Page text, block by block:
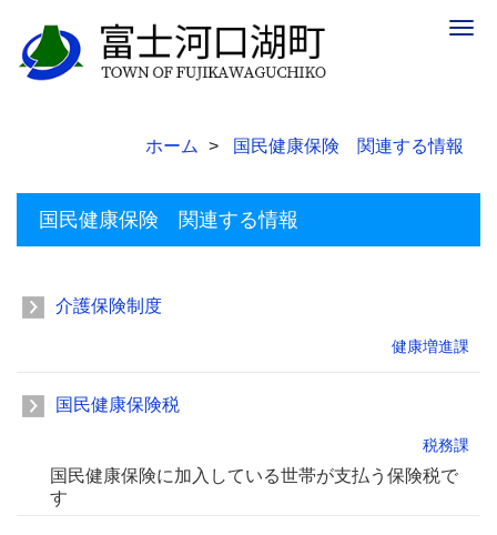
ホーム 国民健康保険 関連する情報
国民健康保険 関連する情報
介護保険制度
健康増進課
国民健康保険税
税務課
国民健康保険に加入している世帯が支払う保険税で
す